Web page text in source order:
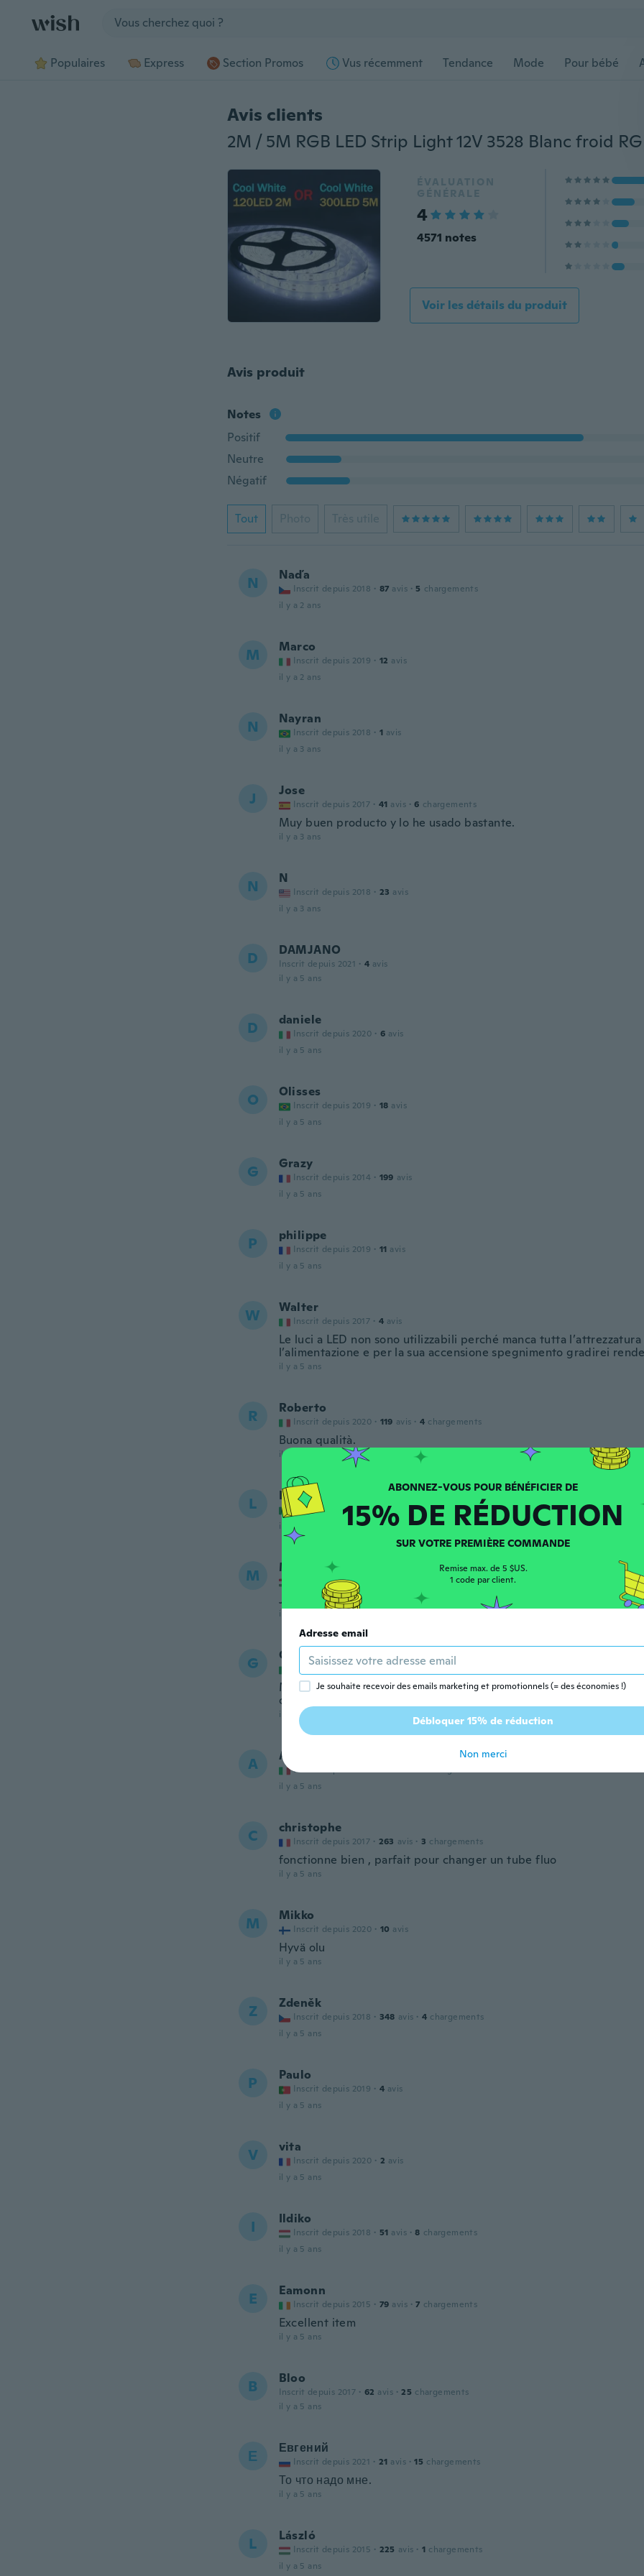
Populaires Express Section Promos Vus récemment Tendance Mode Pour bébé
Avis clients
ÉVALUATION
GÉNÉRALE
4
4571 notes
Voir les détails du produit
Avis produit
Notes
Positif
Neutre
Négatif
Tout Photo Très utile
N Naďa
Inscrit depuis 2018 · 87 avis · 5 chargements
il y a 2 ans
M Marco
Inscrit depuis 2019 · 12 avis
il y a 2 ans
N Nayran
Inscrit depuis 2018 · 1 avis
il y a 3 ans
J Jose
Inscrit depuis 2017 · 41 avis · 6 chargements
Muy buen producto y lo he usado bastante.
il y a 3 ans
N N
Inscrit depuis 2018 · 23 avis
il y a 3 ans
D DAMJANO
Inscrit depuis 2021 · 4 avis
il y a 5 ans
D daniele
Inscrit depuis 2020 · 6 avis
il y a 5 ans
O Olisses
Inscrit depuis 2019 · 18 avis
il y a 5 ans
G Grazy
Inscrit depuis 2014 · 199 avis
il y a 5 ans
P philippe
Inscrit depuis 2019 · 11 avis
il y a 5 ans
W Walter
Inscrit depuis 2017 · 4 avis
Le luci a LED non sono utilizzabili perché manca tutta
l’alimentazione e per la sua accensione spegnimento gradirei
il y a 5 ans
R Roberto
Inscrit depuis 2020 · 119 avis · 4 chargements
Buona qualità.
il y a 5 ans
L Luigi
Inscrit depuis 2018 · 13 avis
il y a 5 ans
M Mária
Inscrit depuis 2016 chargements
Jó erősen világít.
il y a 5 ans
G Gianna
Molto comodi per illuminare sotto i pensili della cucina questo l'ho
come scorta
il y a 5 ans
A Alexander
Inscrit depuis 2019
il y a 5 ans
C christophe
Inscrit depuis 2017 · 263 avis · 3 chargements
fonctionne bien , parfait pour changer un tube fluo
il y a 5 ans
M Mikko
Inscrit depuis 2020 · 10 avis
Hyvä olu
il y a 5 ans
Z Zdeněk
Inscrit depuis 2018 · 348 avis · 4 chargements
il y a 5 ans
P Paulo
Inscrit depuis 2019 · 4 avis
il y a 5 ans
V vita
Inscrit depuis 2020 · 2 avis
il y a 5 ans
I Ildiko
Inscrit depuis 2018 · 51 avis · 8 chargements
il y a 5 ans
E Eamonn
Inscrit depuis 2015 · 79 avis · 7 chargements
Excellent item
il y a 5 ans
B Bloo
Inscrit depuis 2017 · 62 avis · 25 chargements
il y a 5 ans
Е Евгений
Inscrit depuis 2021 · 21 avis · 15 chargements
То что надо мне.
il y a 5 ans
L László
Inscrit depuis 2015 · 225 avis · 1 chargements
il y a 5 ans
15% DE RÉDUCTION
SUR VOTRE PREMIÈRE COMMANDE
Remise max. de 5 $US.
1 code par client.
Adresse email
Je souhaite recevoir des emails marketing et promotionnels (= des économies !)
Débloquer 15% de réduction
Non merci